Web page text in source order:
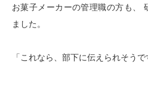
お菓子メーカーの管理職の方も、
ました。
「これなら、部下に伝えられそうで